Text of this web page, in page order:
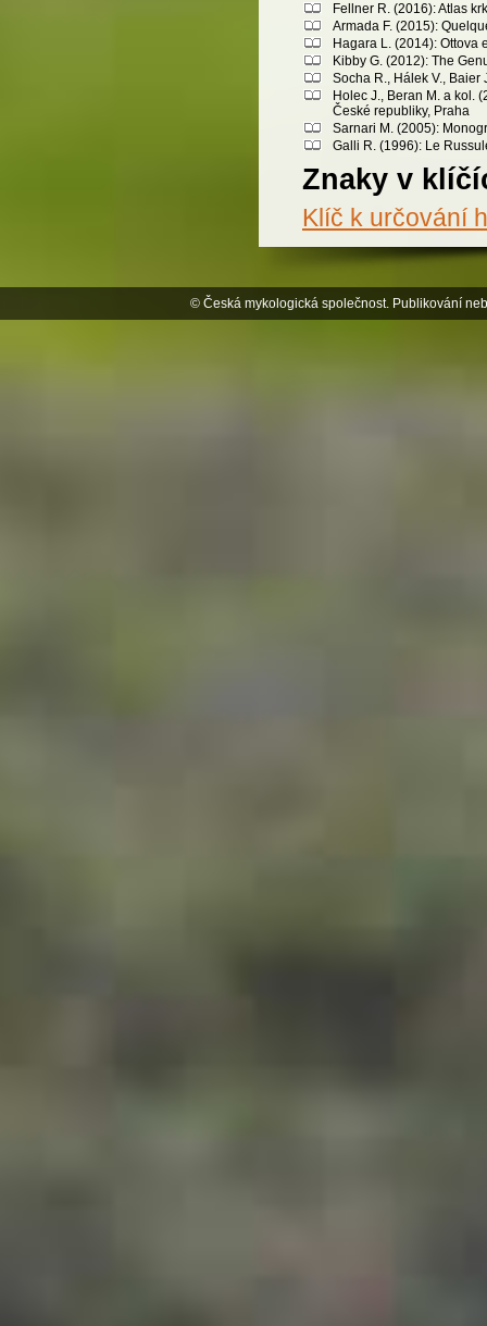
Fellner R. (2016): Atlas
Armada F. (2015):
Hagara L. (2014): Ottova
Kibby G. (2012): The
Socha R., Hálek V., Baier
Holec J., Beran M. a kol.
České republiky, Praha
Sarnari M. (2005):
Galli R. (1996): Le
Znaky v
Klíč k určování
© Česká mykologická společnost. Publikování